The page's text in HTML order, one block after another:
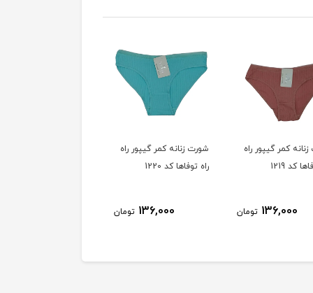
کمر گیپور راه
کد 1219
136,000 تومان
شورت زنانه کمر گیپور راه
راه توفاها کد 1220
136,000 تومان